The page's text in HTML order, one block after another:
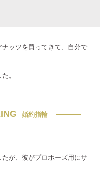
ッツを買ってきて、自分で
。
婚約指輪
が、彼がプロポーズ用にサ